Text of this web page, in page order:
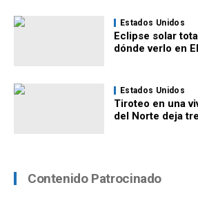
Estados Unidos
Eclipse solar
dónde verlo en
Estados Unidos
Tiroteo en una
del Norte deja
Contenido Patrocinado